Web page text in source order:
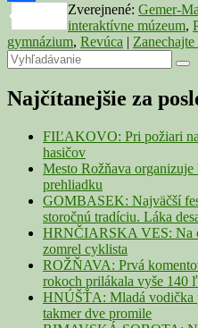
Link
Share
Zverejnené: Gemer-
interaktívne múzeum,
gymnázium, Revúca |
Primary
Sidebar
Widget
Area
Search
for:
Najčítanejšie za
FIĽAKOVO: Pri požiari
hasičov
Mesto Rožňava
prehliadku
GOMBASEK: Najväčší
storočnú tradíciu. Láka
HRNČIARSKA VES: Na
zomrel cyklista
ROŽŇAVA: Prvá
rokoch prilákala vyše 140
HNÚŠŤA: Mladá vodička
takmer dve promile